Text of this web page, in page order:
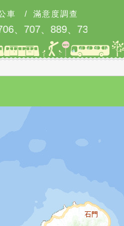
車 / 滿意度調查
707、889、731調整公